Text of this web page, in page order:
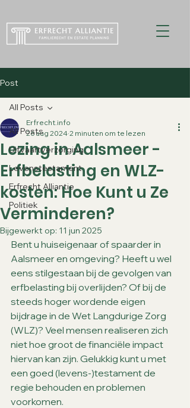
Post
All Posts
Uitvaartverzorging
Levenstestament
Erfrecht Alliantie
Politiek
All Posts
Lezing in Aalsmeer -
Erfbelasting en WLZ-
kosten: Hoe Kunt u Ze
Verminderen?
Erfrecht.info
26 aug 2024 2 minuten om te lezen
Bijgewerkt op: 11 jun 2025
Bent u huiseigenaar of spaarder in
Aalsmeer en omgeving? Heeft u wel
eens stilgestaan bij de gevolgen van
erfbelasting bij overlijden? Of bij de
steeds hoger wordende eigen
bijdrage in de Wet Langdurige Zorg
(WLZ)? Veel mensen realiseren zich
niet hoe groot de financiële impact
hiervan kan zijn. Gelukkig kunt u met
een goed (levens-)testament de
regie behouden en problemen
voorkomen.